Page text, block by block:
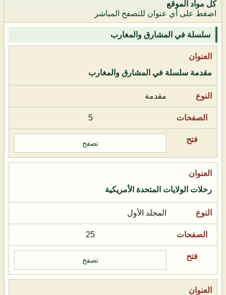
كل مواد الموقع
اضغط على أي عنوان للتصفح المباشر
سلسلة في المشارق والمغارب
مقدمة سلسلة في المشارق والمغارب
مقدمة
5
تصفح
رحلات الولايات المتحدة الأمريكية
المجلد الأول
25
تصفح